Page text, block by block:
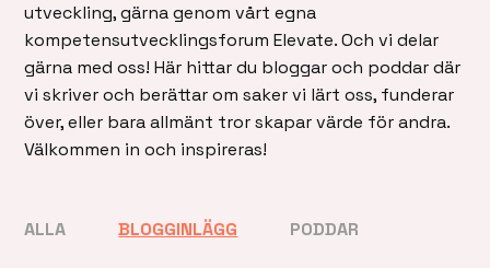
utveckling, gärna genom vårt egna
kompetensutvecklingsforum Elevate. Och vi delar
gärna med oss! Här hittar du bloggar och poddar där
vi skriver och berättar om saker vi lärt oss, funderar
över, eller bara allmänt tror skapar värde för andra.
Välkommen in och inspireras!
ALLA BLOGGINLÄGG PODDAR